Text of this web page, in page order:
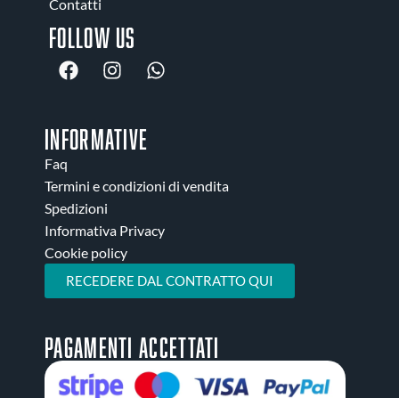
Contatti
Follow us
INFORMATIVE
Faq
Termini e condizioni di vendita
Spedizioni
Informativa Privacy
Cookie policy
RECEDERE DAL CONTRATTO QUI
Pagamenti accettati